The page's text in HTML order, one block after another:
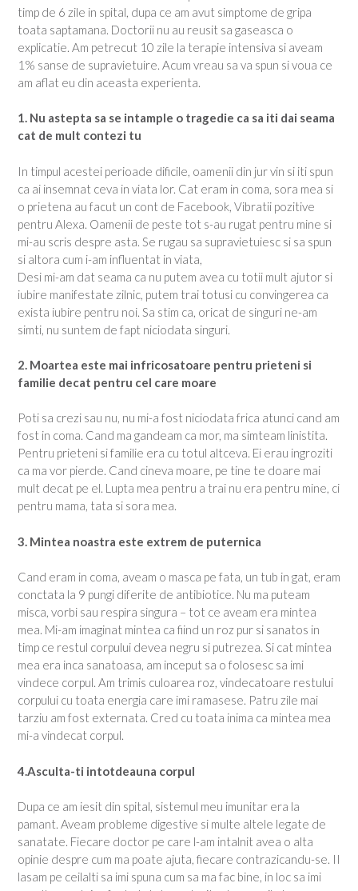
timp de 6 zile in spital, dupa ce am avut simptome de gripa
toata saptamana. Doctorii nu au reusit sa gaseasca o
explicatie. Am petrecut 10 zile la terapie intensiva si aveam
1% sanse de supravietuire. Acum vreau sa va spun si voua ce
am aflat eu din aceasta experienta.
1. Nu astepta sa se intample o tragedie ca sa iti dai seama
cat de mult contezi tu
In timpul acestei perioade dificile, oamenii din jur vin si iti spun
ca ai insemnat ceva in viata lor. Cat eram in coma, sora mea si
o prietena au facut un cont de Facebook, Vibratii pozitive
pentru Alexa. Oamenii de peste tot s-au rugat pentru mine si
mi-au scris despre asta. Se rugau sa supravietuiesc si sa spun
si altora cum i-am influentat in viata,
Desi mi-am dat seama ca nu putem avea cu totii mult ajutor si
iubire manifestate zilnic, putem trai totusi cu convingerea ca
exista iubire pentru noi. Sa stim ca, oricat de singuri ne-am
simti, nu suntem de fapt niciodata singuri.
2. Moartea este mai infricosatoare pentru prieteni si
familie decat pentru cel care moare
Poti sa crezi sau nu, nu mi-a fost niciodata frica atunci cand am
fost in coma. Cand ma gandeam ca mor, ma simteam linistita.
Pentru prieteni si familie era cu totul altceva. Ei erau ingroziti
ca ma vor pierde. Cand cineva moare, pe tine te doare mai
mult decat pe el. Lupta mea pentru a trai nu era pentru mine, ci
pentru mama, tata si sora mea.
3. Mintea noastra este extrem de puternica
Cand eram in coma, aveam o masca pe fata, un tub in gat, eram
conctata la 9 pungi diferite de antibiotice. Nu ma puteam
misca, vorbi sau respira singura – tot ce aveam era mintea
mea. Mi-am imaginat mintea ca fiind un roz pur si sanatos in
timp ce restul corpului devea negru si putrezea. Si cat mintea
mea era inca sanatoasa, am inceput sa o folosesc sa imi
vindece corpul. Am trimis culoarea roz, vindecatoare restului
corpului cu toata energia care imi ramasese. Patru zile mai
tarziu am fost externata. Cred cu toata inima ca mintea mea
mi-a vindecat corpul.
4.Asculta-ti intotdeauna corpul
Dupa ce am iesit din spital, sistemul meu imunitar era la
pamant. Aveam probleme digestive si multe altele legate de
sanatate. Fiecare doctor pe care l-am intalnit avea o alta
opinie despre cum ma poate ajuta, fiecare contrazicandu-se. II
lasam pe ceilalti sa imi spuna cum sa ma fac bine, in loc sa imi